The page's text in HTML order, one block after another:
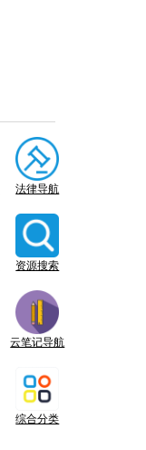
法律导航
资源搜索
云笔记导航
综合分类